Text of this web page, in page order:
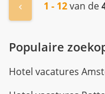
« Vorige1 - 12van de
Populaire
Hotel vacatures